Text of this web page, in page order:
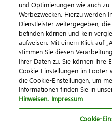
© 2026
Impressum
Cookie-
und Optimierungen wie auch
Werbezwecken. Hierzu werden
Dienstleister weitergegeben,
befinden können und kein
aufweisen. Mit einem Klick auf
stimmen Sie diesen
Ihrer Daten zu. Sie können Ihre
Cookie-Einstellungen im Footer
die Cookie-Einstellungen, um
Informationen finden Sie in
Hinweisen. Impressum
Cookie-